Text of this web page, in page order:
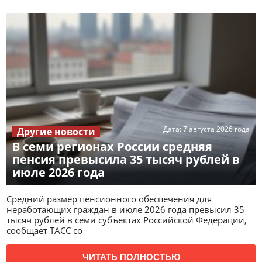
В семи регионах России средняя
пенсия превысила 35 тысяч рублей в
июле 2026 года
Дата:7 августа 2026 года
Другие новости
Средний размер пенсионного обеспечения для
неработающих граждан в июле 2026 года превысил 35
тысяч рублей в семи субъектах Российской Федерации,
сообщает ТАСС со
ЧИТАТЬ ПОЛНОСТЬЮ